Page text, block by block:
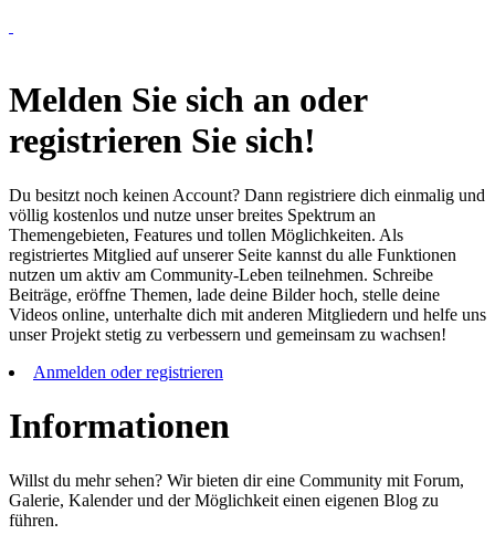
Melden Sie sich an oder
registrieren Sie sich!
Du besitzt noch keinen Account? Dann registriere dich einmalig und
völlig kostenlos und nutze unser breites Spektrum an
Themengebieten, Features und tollen Möglichkeiten. Als
registriertes Mitglied auf unserer Seite kannst du alle Funktionen
nutzen um aktiv am Community-Leben teilnehmen. Schreibe
Beiträge, eröffne Themen, lade deine Bilder hoch, stelle deine
Videos online, unterhalte dich mit anderen Mitgliedern und helfe uns
unser Projekt stetig zu verbessern und gemeinsam zu wachsen!
Anmelden oder registrieren
Informationen
Willst du mehr sehen? Wir bieten dir eine Community mit Forum,
Galerie, Kalender und der Möglichkeit einen eigenen Blog zu
führen.